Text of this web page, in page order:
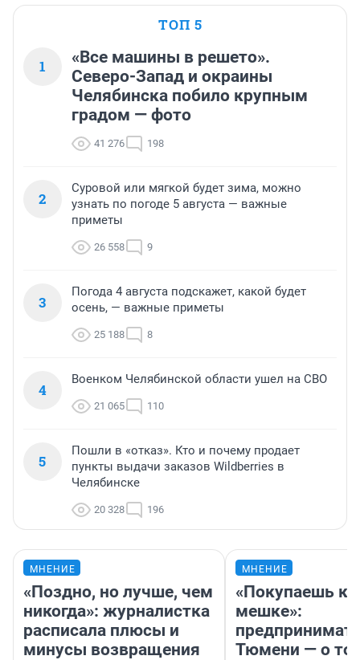
ТОП 5
1
«Все машины в решето».
Северо-Запад и окраины
Челябинска побило крупным
градом — фото
41 276 198
2
Суровой или мягкой будет зима, можно
узнать по погоде 5 августа — важные
приметы
26 558 9
3
Погода 4 августа подскажет, какой будет
осень, — важные приметы
25 188 8
4
Военком Челябинской области ушел на СВО
21 065 110
5
Пошли в «отказ». Кто и почему продает
пункты выдачи заказов Wildberries в
Челябинске
20 328 196
МНЕНИЕ
«Поздно, но лучше, чем
никогда»: журналистка
расписала плюсы и
минусы возвращения
МНЕНИЕ
«Покупаешь
мешке»:
Тюмени — о